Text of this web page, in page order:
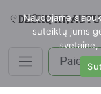
Naudojame
suteiktų jums
svetaine,